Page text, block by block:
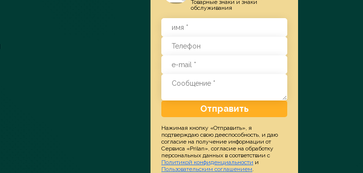
Заказать услугу
Товарные знаки и знаки
обслуживания
Отправить
Нажимая кнопку «Отправить», я
подтверждаю свою дееспособность, и даю
согласие на получение информации от
Сервиса «Prilan», согласие на обработку
персональных данных в соответствии с
Политикой конфиденциальности и
Пользовательским соглашением.